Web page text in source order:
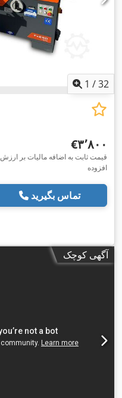
1 /32
‎€۳٬۸۰۰
قیمت ثابت به اضافه مالیات بر ارزش
افزوده
تماس بگیرید
آگهی کوچک